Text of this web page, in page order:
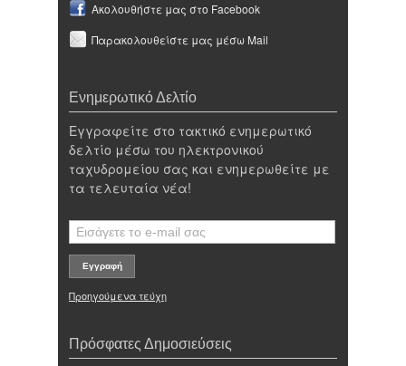
Ακολουθήστε μας στο Facebook
Παρακολουθείστε μας μέσω Mail
Ενημερωτικό Δελτίο
Εγγραφείτε στο τακτικό ενημερωτικό
δελτίο μέσω του ηλεκτρονικού
ταχυδρομείου σας και ενημερωθείτε με
τα τελευταία νέα!
Προηγούμενα τεύχη
Πρόσφατες Δημοσιεύσεις